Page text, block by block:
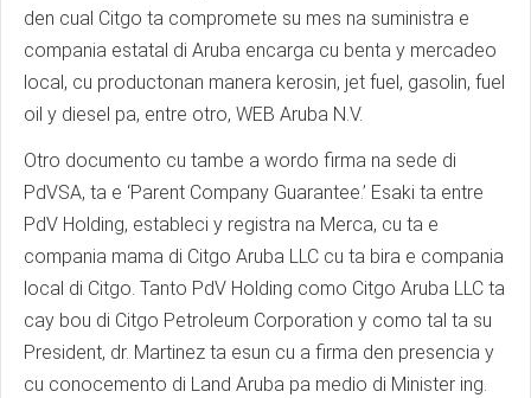
den cual Citgo ta compromete su mes na suministra e
compania estatal di Aruba encarga cu benta y mercadeo
local, cu productonan manera kerosin, jet fuel, gasolin, fuel
oil y diesel pa, entre otro, WEB Aruba N.V.
Otro documento cu tambe a wordo firma na sede di
PdVSA, ta e ‘Parent Company Guarantee.’ Esaki ta entre
PdV Holding, estableci y registra na Merca, cu ta e
compania mama di Citgo Aruba LLC cu ta bira e compania
local di Citgo. Tanto PdV Holding como Citgo Aruba LLC ta
cay bou di Citgo Petroleum Corporation y como tal ta su
President, dr. Martinez ta esun cu a firma den presencia y
cu conocemento di Land Aruba pa medio di Minister ing.